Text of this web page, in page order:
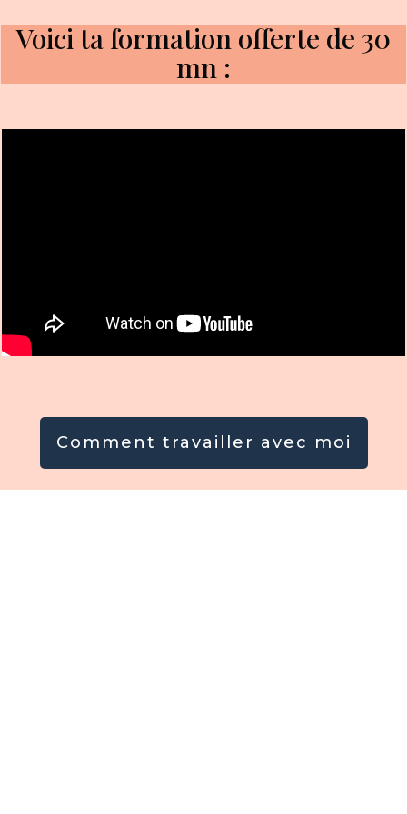
Voici ta formation offerte de 30
mn :
Comment travailler avec moi